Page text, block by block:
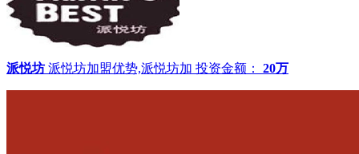
派悦坊 派悦坊加盟优势,派悦坊加 投资金额： 20万